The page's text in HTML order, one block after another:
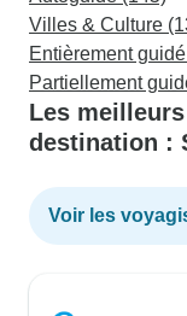
Villes & Culture
Entièrement
Partiellement
Les
destination :
Voir les